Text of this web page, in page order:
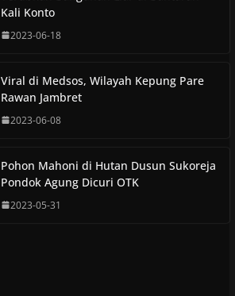
Kali Konto
2023-06-18
Viral di Medsos, Wilayah Kepung Pare
Rawan Jambret
2023-06-08
Pohon Mahoni di Hutan Dusun Sukoreja
Pondok Agung Dicuri OTK
2023-05-31